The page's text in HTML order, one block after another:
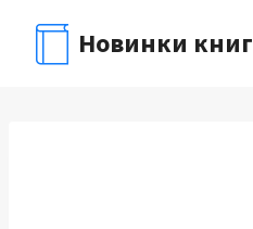
содержимому
Новинки книг